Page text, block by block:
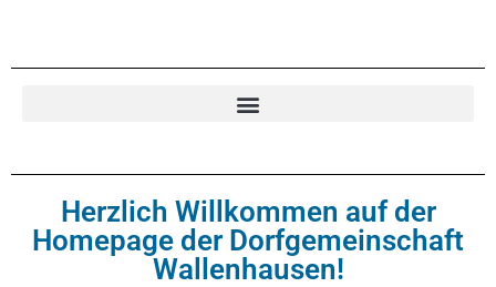
Herzlich Willkommen auf der
Homepage der Dorfgemeinschaft
Wallenhausen!